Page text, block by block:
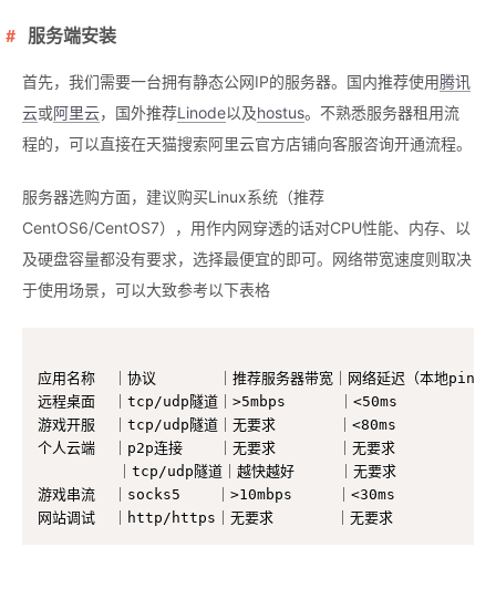
服务端安装
首先，我们需要一台拥有静态公网IP的服务器。国内推荐使用腾讯
云或阿里云，国外推荐Linode以及hostus。不熟悉服务器租用流
程的，可以直接在天猫搜索阿里云官方店铺向客服咨询开通流程。
服务器选购方面，建议购买Linux系统（推荐
CentOS6/CentOS7），用作内网穿透的话对CPU性能、内存、以
及硬盘容量都没有要求，选择最便宜的即可。网络带宽速度则取决
于使用场景，可以大致参考以下表格
应用名称  ｜协议       ｜推荐服务器带宽｜网络延迟（本地ping
远程桌面  ｜tcp/udp隧道｜>5mbps      ｜<50ms
游戏开服  ｜tcp/udp隧道｜无要求       ｜<80ms
个人云端  ｜p2p连接    ｜无要求       ｜无要求
         ｜tcp/udp隧道｜越快越好     ｜无要求
游戏串流  ｜socks5    ｜>10mbps     ｜<30ms
网站调试  ｜http/https｜无要求       ｜无要求